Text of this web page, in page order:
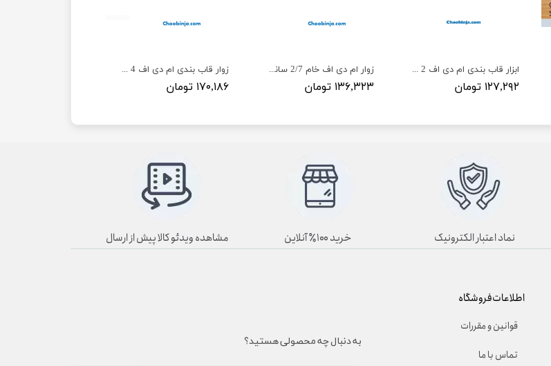
زوار قاب بندی ام دی اف 4 سانت Z1804
۱۷۰,۱۸۶ تومان
زوار ام دی اف خام 2/7 سانت Z1103
۱۳۶,۳۲۳ تومان
ابزار قاب بندی ام دی اف 2 سانت Z1101
۱۲۷,۲۹۲ تومان
اطلاعات فروشگاه
قوانین و مقررات
تماس با ما
به دنبال چه محصولی هستید؟
نماد اعتبار الکترونیک خرید ۱۰۰٪ آنلاین مشاهده ویدئو کالا پیش از ارسال